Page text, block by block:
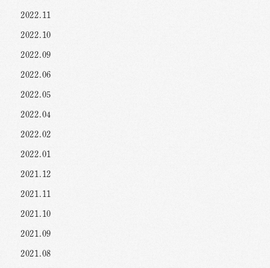
2022.11
2022.10
2022.09
2022.06
2022.05
2022.04
2022.02
2022.01
2021.12
2021.11
2021.10
2021.09
2021.08